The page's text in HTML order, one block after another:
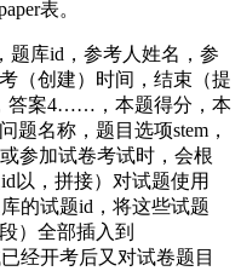
表。
题库id，参考人姓名，参
（创建）时间，结束（提
答案4……，本题得分，本
题名称，题目选项stem，
参加试卷考试时，会根
以，拼接）对试题使用
的试题id，将这些试题
）全部插入到
经开考后又对试卷题目